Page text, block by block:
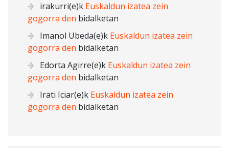
irakurri(e)k Euskaldun izatea zein
gogorra den bidalketan
Imanol Ubeda(e)k Euskaldun izatea zein
gogorra den bidalketan
Edorta Agirre(e)k Euskaldun izatea zein
gogorra den bidalketan
Irati Iciar(e)k Euskaldun izatea zein
gogorra den bidalketan